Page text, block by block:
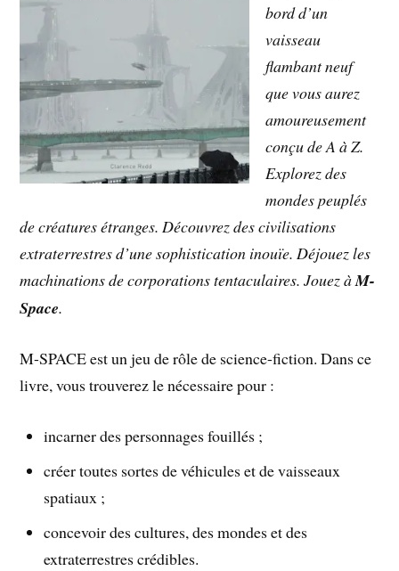
bord d’un
vaisseau
flambant neuf
que vous aurez
amoureusement
conçu de A à Z.
Explorez des
mondes peuplés
de créatures étranges. Découvrez des civilisations
extraterrestres d’une sophistication inouïe. Déjouez les
machinations de corporations tentaculaires. Jouez àM-
Space.
M-SPACE est un jeu de rôle de science-fiction. Dans ce
livre, vous trouverez le nécessaire pour :
incarner des personnages fouillés ;
créer toutes sortes de véhicules et de vaisseaux
spatiaux ;
concevoir des cultures, des mondes et des
extraterrestres crédibles.